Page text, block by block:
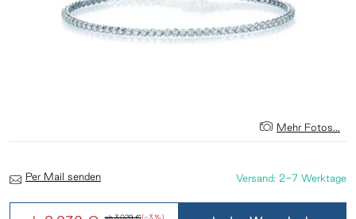
Mehr Fotos...
ab3.029 €(-3 %)
Versand: 2-7 Werktage
Per Mail senden